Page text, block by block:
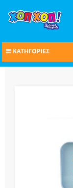
ΚΑΤΗΓΟΡΙΕΣ